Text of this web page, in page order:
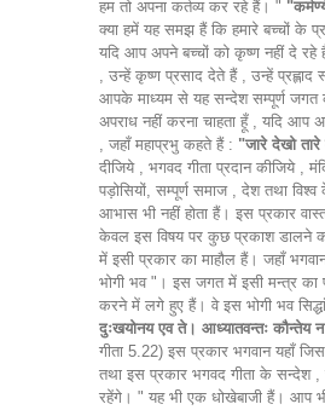
हम तो अपना कर्तव्य कर रहे हैं। "
क्या हमें यह समझ हैं कि हमारे बच्चों के
यदि आप अपने बच्चों को कृष्ण नहीं दे
, उन्हें कृष्ण प्रसाद देते हैं , उन्हें
आपके माध्यम से यह सन्देश सम्पूर्ण जगत
अपराध नहीं करना चाहता हूँ , यदि आप
, जहाँ महाप्रभु कहते हैं : "जारे देखो
दीजिये , भगवद गीता प्रदान कीजिये ,
पड़ोसियों, सम्पूर्ण समाज , देश तथा
आभास भी नहीं होता हैं। इस प्रकार
केवल इस विषय पर कुछ प्रकाश डालने
में इसी प्रकार का माहौल हैं। जहाँ
भोगी भव "। इस जगत में इसी मन्त्र का
करने में लगे हुए हैं। वे इस भोगी भव
दुःखयोनय एव ते। आध्यातवन्तः कौन्तेय
गीता 5.22) इस प्रकार भगवान यहाँ
तथा इस प्रकार भगवद गीता के सन्देश
रहेंगे। " यह भी एक धोखेबाजी हैं। आप